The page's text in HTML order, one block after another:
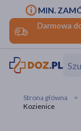
Darmowa
MIN.
Strona główna
Kozienice